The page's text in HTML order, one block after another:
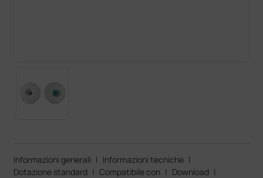
Informazioni generali | Informazioni tecniche |
Dotazione standard | Compatibile con | Download |